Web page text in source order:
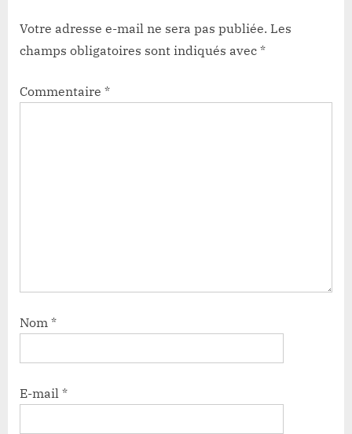
Votre adresse e-mail ne sera pas publiée. Les
champs obligatoires sont indiqués avec *
Commentaire *
Nom *
E-mail *